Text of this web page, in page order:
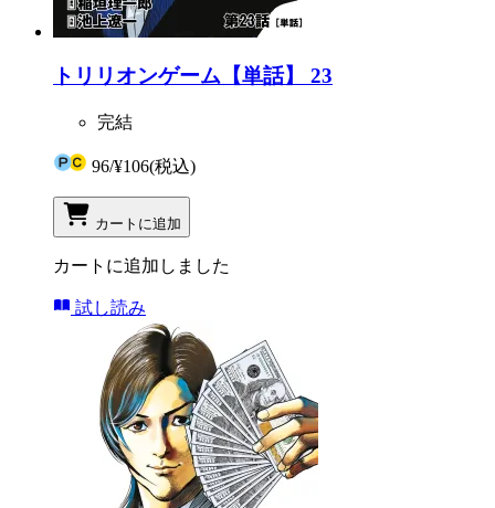
トリリオンゲーム【単話】 23
完結
96/¥106(税込)
カートに追加
カートに追加しました
試し読み